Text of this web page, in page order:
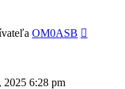
OM0ASB
2025 6:28 pm